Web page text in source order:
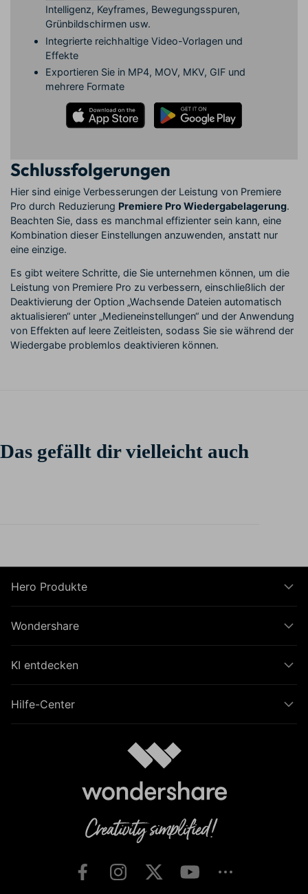
Intelligenz, Keyframes, Bewegungsspuren,
Grünbildschirmen usw.
Integrierte reichhaltige Video-Vorlagen und
Effekte
Exportieren Sie in MP4, MOV, MKV, GIF und
mehrere Formate
Schlussfolgerungen
Hier sind einige Verbesserungen der Leistung von Premiere
Pro durch Reduzierung Premiere Pro Wiedergabelagerung.
Beachten Sie, dass es manchmal effizienter sein kann, eine
Kombination dieser Einstellungen anzuwenden, anstatt nur
eine einzige.
Es gibt weitere Schritte, die Sie unternehmen können, um die
Leistung von Premiere Pro zu verbessern, einschließlich der
Deaktivierung der Option „Wachsende Dateien automatisch
aktualisieren“ unter „Medieneinstellungen“ und der Anwendung
von Effekten auf leere Zeitleisten, sodass Sie sie während der
Wiedergabe problemlos deaktivieren können.
Das gefällt dir vielleicht auch
Hero Produkte
Wondershare
KI entdecken
Hilfe-Center